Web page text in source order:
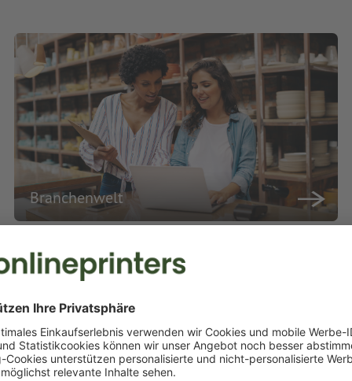
für begeisternde
Ihnen eine umfangreiche Auswahl an Druckprodukten in bester
Druckwünsche professionell und termingerecht um. Profitieren
Branchenwelt